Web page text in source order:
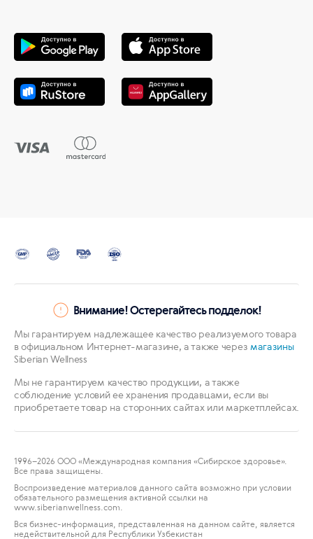
Внимание! Остерегайтесь подделок!
Мы гарантируем надлежащее качество реализуемого товара
в официальном Интернет-магазине, а также через магазины
Siberian Wellness
Мы не гарантируем качество продукции, а также
соблюдение условий ее хранения продавцами, если вы
приобретаете товар на сторонних сайтах или маркетплейсах.
1996–2026 ООО «Международная компания «Сибирское здоровье».
Все права защищены.
Воспроизведение материалов данного сайта возможно при условии
обязательного размещения активной ссылки на
www.siberianwellness.com.
Вся бизнес-информация, представленная на данном сайте, является
недействительной для Республики Узбекистан